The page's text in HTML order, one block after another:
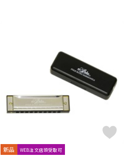
新品 WEB注文店頭受取可